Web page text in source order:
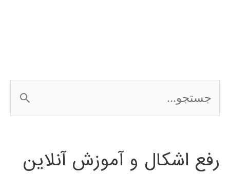
س
ج
رفع اشکال و آموزش آنلاین